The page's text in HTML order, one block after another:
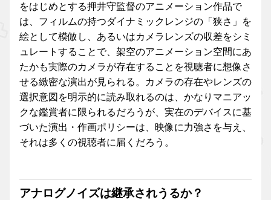
をはじめとする押井守監督のアニメーション作品で
は、フィルムの持つダイナミックレンジの「狭さ」を
絵として模倣し、あるいはカメラレンズの収差をシミ
ュレートすることで、架空のアニメーション空間にあ
たかも実際のカメラが存在することを視聴者に想像さ
せる緻密な演出が見られる。カメラの存在やレンズの
選択意図を明示的に読み取れるのは、かなりマニアッ
クな鑑賞者に限られるだろうが、実在のデバイスに基
づいた演出・作画ポリシーは、映像に力強さを与え、
それは多くの視聴者に届くだろう。
アナログノイズは継承されうるか？